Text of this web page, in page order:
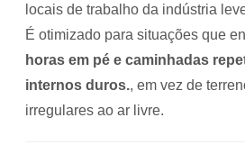
locais de trabalho da indústria
É otimizado para situações que
horas em pé e caminhadas
internos duros., em vez de
irregulares ao ar livre.